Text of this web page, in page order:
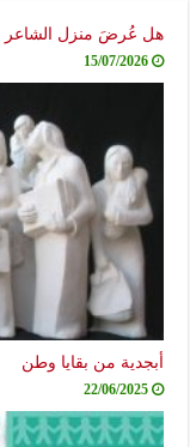
هل عُرضَ منزل الشاعر
15/07/2026
أبجدية من بقايا وطن
22/06/2025